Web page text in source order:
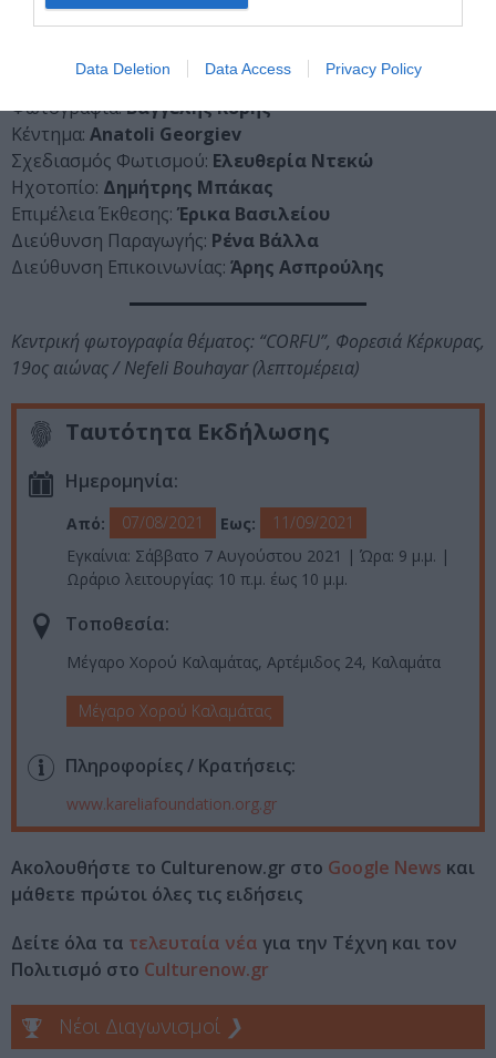
Data Deletion Data Access Privacy Policy
«Ένδυμα Ψυχής» στο Μέγαρο Χορού
Φωτογραφία:Βαγγέλης Κύρης
Κέντημα: Anatoli Georgiev
Σχεδιασμός Φωτισμού: Ελευθερία Ντεκώ
Ηχοτοπίο: Δημήτρης Μπάκας
Επιμέλεια Έκθεσης: Έρικα Βασιλείου
Διεύθυνση Παραγωγής: Ρένα Βάλλα
Διεύθυνση Επικοινωνίας: Άρης Ασπρούλης
Κεντρική φωτογραφία θέματος: “CORFU”, Φορεσιά Κέρκυρας,
19ος αιώνας / Nefeli Bouhayar (λεπτομέρεια)
Ταυτότητα Εκδήλωσης
Ημερομηνία:
Από: 07/08/2021 Εως:
11/09/2021
Εγκαίνια: Σάββατο 7 Αυγούστου 2021 | Ώρα: 9 μ.μ. |
Ωράριο λειτουργίας: 10 π.μ. έως 10 μ.μ.
Τοποθεσία:
Μέγαρο Χορού Καλαμάτας, Αρτέμιδος 24, Καλαμάτα
Μέγαρο Χορού Καλαμάτας
Πληροφορίες / Κρατήσεις:
www.kareliafoundation.org.gr
Ακολουθήστε το Culturenow.gr στο Google News και
μάθετε πρώτοι όλες τις ειδήσεις
Δείτε όλα τα τελευταία νέα για την Τέχνη και τον
Πολιτισμό στο Culturenow.gr
Νέοι Διαγωνισμοί ❯